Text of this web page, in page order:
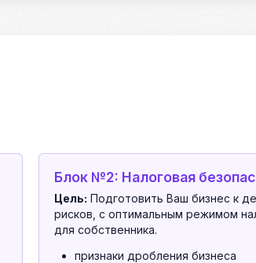
Блок №2: Налоговая
Цель: Подготовить Ваш бизнес к
рисков, с оптимальным режимом
для собственника.
признаки дробления бизнеса